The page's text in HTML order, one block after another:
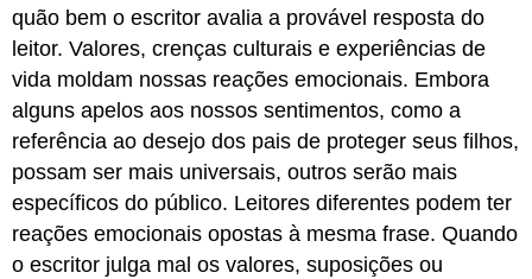
quão bem o escritor avalia a provável resposta do
leitor. Valores, crenças culturais e experiências de
vida moldam nossas reações emocionais. Embora
alguns apelos aos nossos sentimentos, como a
referência ao desejo dos pais de proteger seus filhos,
possam ser mais universais, outros serão mais
específicos do público. Leitores diferentes podem ter
reações emocionais opostas à mesma frase. Quando
o escritor julga mal os valores, suposições ou